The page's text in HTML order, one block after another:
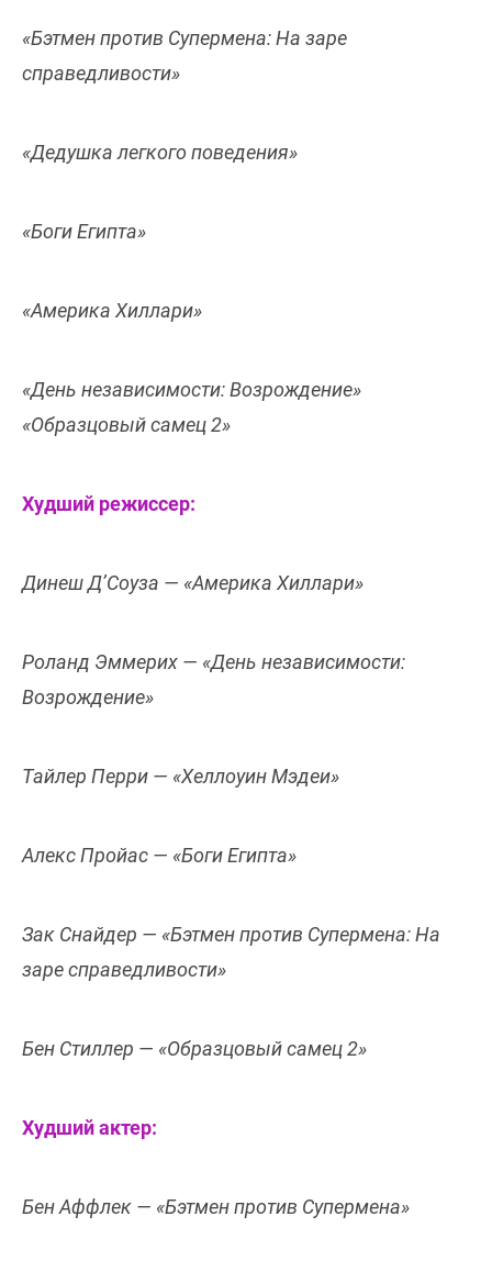
«Бэтмен против Супермена: На заре
справедливости»
«Дедушка легкого поведения»
«Боги Египта»
«Америка Хиллари»
«День независимости: Возрождение»
«Образцовый самец 2»
Худший режиссер:
Динеш Д’Соуза — «Америка Хиллари»
Роланд Эммерих — «День независимости:
Возрождение»
Тайлер Перри — «Хеллоуин Мэдеи»
Алекс Пройас — «Боги Египта»
Зак Снайдер — «Бэтмен против Супермена: На
заре справедливости»
Бен Стиллер — «Образцовый самец 2»
Худший актер:
Бен Аффлек — «Бэтмен против Супермена»